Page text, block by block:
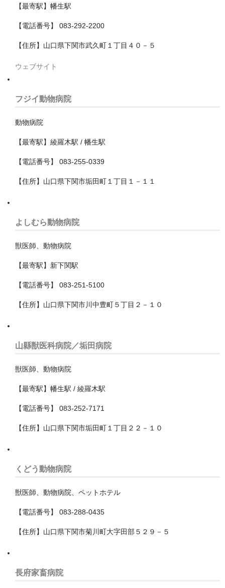
神戸市以外
千葉県
いすみ市
佐倉市
稲毛区
花見川区
若葉区
印旛郡栄町
印旛郡酒々井町
印西市
君津市
四街道市
富津市
富里市
山武市
山武郡九十九里町
山武郡芝山町
【最寄駅】幡生駅
【電話番号】 083-292-2200
【住所】山口県下関市武久町１丁目４０－５
ウェブサイト
フジイ動物病院
動物病院
【最寄駅】綾羅木駅 / 幡生駅
【電話番号】 083-255-0339
【住所】山口県下関市垢田町１丁目１－１１
よしむら動物病院
獣医師、動物病院
【最寄駅】新下関駅
【電話番号】 083-251-5100
【住所】山口県下関市川中豊町５丁目２－１０
山縣獣医科病院／垢田病院
獣医師、動物病院
【最寄駅】幡生駅 / 綾羅木駅
【電話番号】 083-252-7171
【住所】山口県下関市垢田町１丁目２２－１０
くどう動物病院
獣医師、動物病院、ペットホテル
【電話番号】 083-288-0435
【住所】山口県下関市菊川町大字田部５２９－５
長府家畜病院